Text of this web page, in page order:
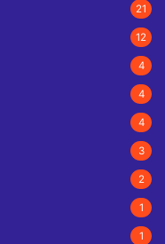
21
12
4
4
4
3
2
1
1